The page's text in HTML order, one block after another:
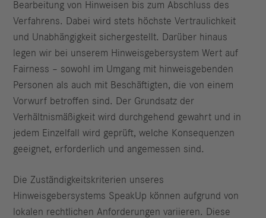
Bearbeitung von Hinweisen bis zum Abschluss des
Verfahrens. Dabei wird stets höchste Vertraulichkeit
und Unabhängigkeit sichergestellt. Darüber hinaus
legen wir bei unserem Hinweisgebersystem Wert auf
Fairness – sowohl im Umgang mit hinweisgebenden
Personen als auch mit Beschäftigten, die von einem
Vorwurf betroffen sind. Der Grundsatz der
Verhältnismäßigkeit wird durchgehend gewahrt und in
jedem Einzelfall wird geprüft, welche Konsequenzen
geeignet, erforderlich und angemessen sind.
Die Zuständigkeitskriterien unseres
Hinweisgebersystems SpeakUp können aufgrund von
lokalen rechtlichen Anforderungen variieren. Diese